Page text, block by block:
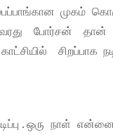
முகம்
. இவரது போர்சன்
சிறப்பாக
. ஒரு நாள்